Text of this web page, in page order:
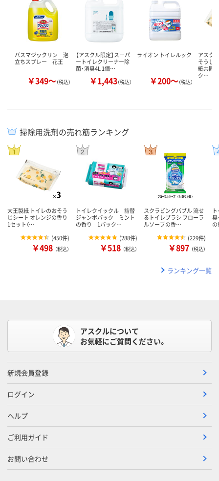
バスマジックリン 泡
立ちスプレー 花王
￥349～（税込）
【アスクル限定】スーパ
ートイレクリーナー除
菌・消臭4L 1個…
￥1,443（税込）
ライオン トイレルック
￥200～（税込）
アスク
そうじ
紙共同
ク…
掃除用洗剤の売れ筋ランキング
大王製紙 トイレのおそう
じシート オレンジの香り
1セット（…
(450件)
￥498 （税込）
トイレクイックル 詰替
ジャンボパック ミント
の香り 1パック…
(288件)
￥518 （税込）
スクラビングバブル 流せ
るトイレブラシ フローラ
ルソープの香…
(229件)
￥897 （税込）
臭
ランキング一覧
アスクルについて
お気軽にご質問ください。
新規会員登録
ログイン
ヘルプ
ご利用ガイド
お問い合わせ